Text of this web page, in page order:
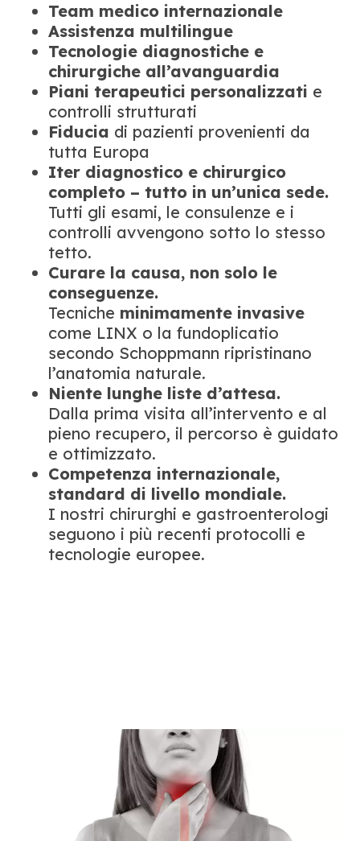
Team medico internazionale
Assistenza multilingue
Tecnologie diagnostiche e
chirurgiche all’avanguardia
Piani terapeutici personalizzati e
controlli strutturati
Fiducia di pazienti provenienti da
tutta Europa
Iter diagnostico e chirurgico
completo – tutto in un’unica sede.
Tutti gli esami, le consulenze e i
controlli avvengono sotto lo stesso
tetto.
Curare la causa, non solo le
conseguenze.
Tecniche minimamente invasive
come LINX o la fundoplicatio
secondo Schoppmann ripristinano
l’anatomia naturale.
Niente lunghe liste d’attesa.
Dalla prima visita all’intervento e al
pieno recupero, il percorso è guidato
e ottimizzato.
Competenza internazionale,
standard di livello mondiale.
I nostri chirurghi e gastroenterologi
seguono i più recenti protocolli e
tecnologie europee.